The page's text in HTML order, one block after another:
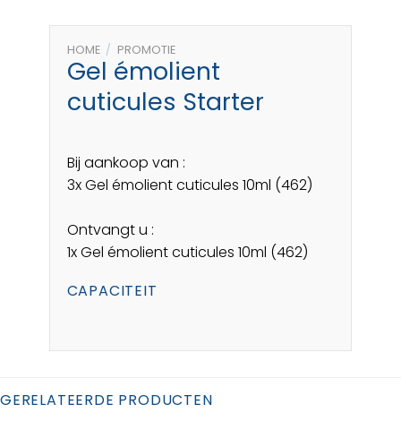
HOME / PROMOTIE
Gel émolient
cuticules Starter
Bij aankoop van :
3x Gel émolient cuticules 10ml (462)
Ontvangt u :
1x Gel émolient cuticules 10ml (462)
CAPACITEIT
GERELATEERDE PRODUCTEN